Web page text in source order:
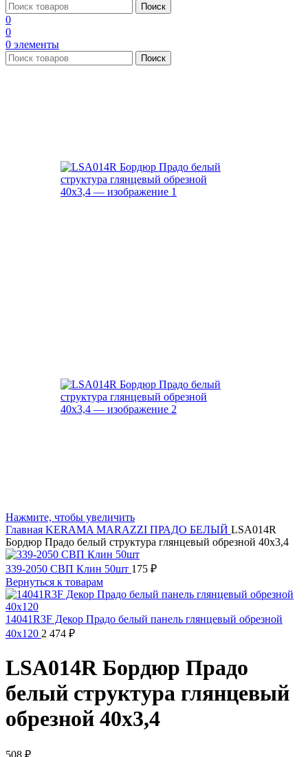
Поиск
0
0
0 элементы
Поиск
Нажмите, чтобы увеличить
Главная KERAMA MARAZZI ПРАДО БЕЛЫЙ LSA014R
Бордюр Прадо белый структура глянцевый обрезной 40х3,4
339-2050 СВП Клин 50шт 175 ₽
Вернуться к товарам
14041R3F Декор Прадо белый панель глянцевый обрезной
40х120 2 474 ₽
LSA014R Бордюр Прадо
белый структура глянцевый
обрезной 40х3,4
508 ₽